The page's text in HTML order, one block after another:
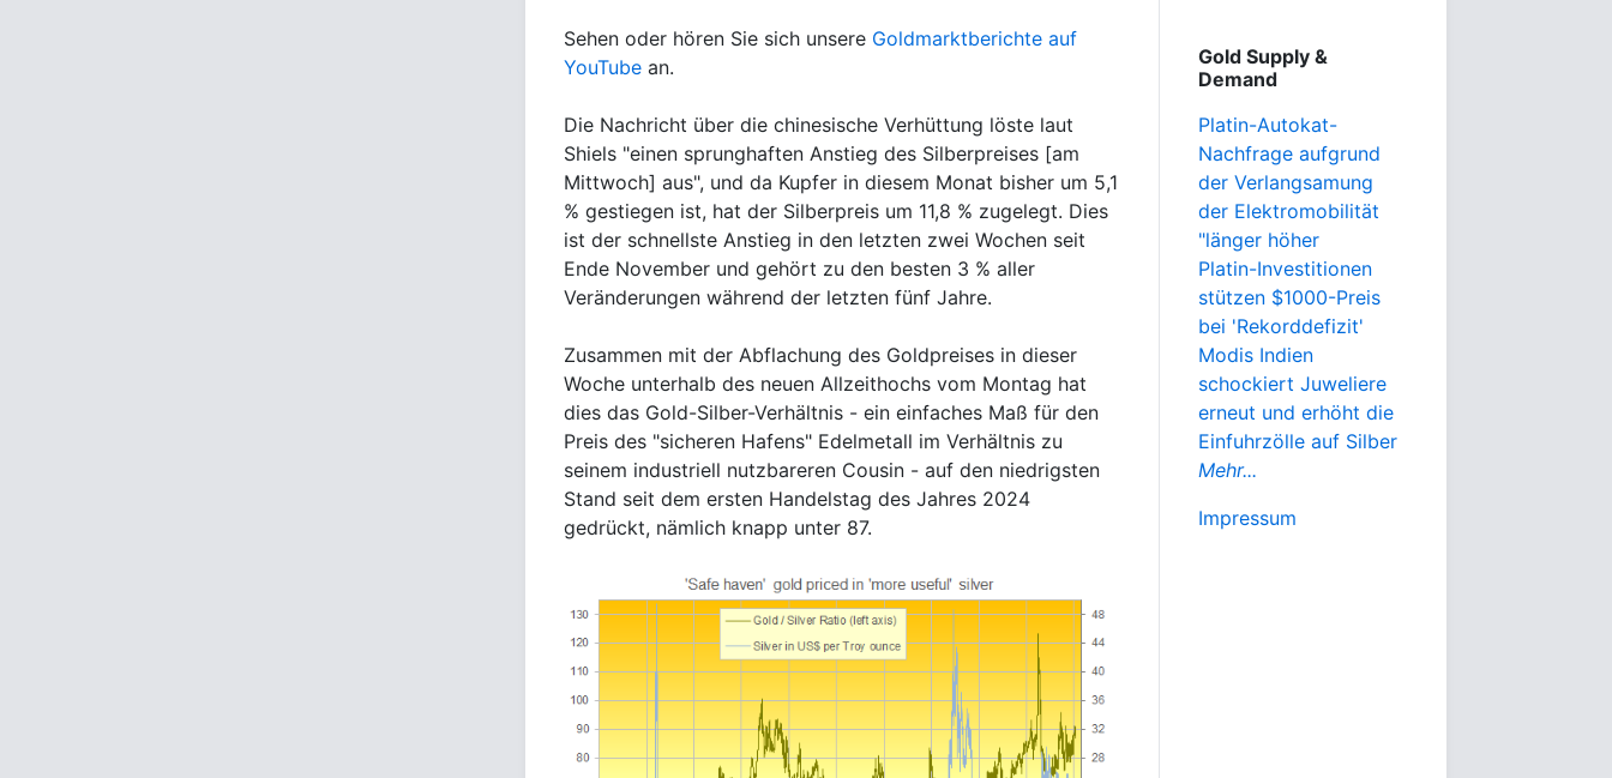
Sehen oder hören Sie sich unsere Goldmarktberichte auf
YouTube an.
Die Nachricht über die chinesische Verhüttung löste laut
Shiels "einen sprunghaften Anstieg des Silberpreises [am
Mittwoch] aus", und da Kupfer in diesem Monat bisher um 5,1
% gestiegen ist, hat der Silberpreis um 11,8 % zugelegt. Dies
ist der schnellste Anstieg in den letzten zwei Wochen seit
Ende November und gehört zu den besten 3 % aller
Veränderungen während der letzten fünf Jahre.
Zusammen mit der Abflachung des Goldpreises in dieser
Woche unterhalb des neuen Allzeithochs vom Montag hat
dies das Gold-Silber-Verhältnis - ein einfaches Maß für den
Preis des "sicheren Hafens" Edelmetall im Verhältnis zu
seinem industriell nutzbareren Cousin - auf den niedrigsten
Stand seit dem ersten Handelstag des Jahres 2024
gedrückt, nämlich knapp unter 87.
Gold Supply &
Demand
Platin-Autokat-
Nachfrage aufgrund
der Verlangsamung
der Elektromobilität
"länger höher
Platin-Investitionen
stützen $1000-Preis
bei 'Rekorddefizit'
Modis Indien
schockiert Juweliere
erneut und erhöht die
Einfuhrzölle auf Silber
Mehr...
Impressum